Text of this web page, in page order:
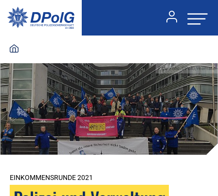
Foto:Foto: DPolG/mematic
EINKOMMENSRUNDE 2021